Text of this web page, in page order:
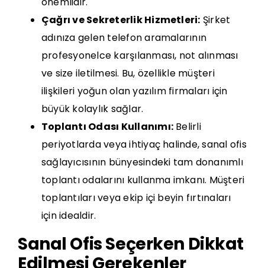
Çağrı ve Sekreterlik Hizmetleri: Şirket
adınıza gelen telefon aramalarının
profesyonelce karşılanması, not alınması
ve size iletilmesi. Bu, özellikle müşteri
ilişkileri yoğun olan yazılım firmaları için
büyük kolaylık sağlar.
Toplantı Odası Kullanımı: Belirli
periyotlarda veya ihtiyaç halinde, sanal ofis
sağlayıcısının bünyesindeki tam donanımlı
toplantı odalarını kullanma imkanı. Müşteri
toplantıları veya ekip içi beyin fırtınaları
için idealdir.
Sanal Ofis Seçerken Dikkat
Edilmesi Gerekenler